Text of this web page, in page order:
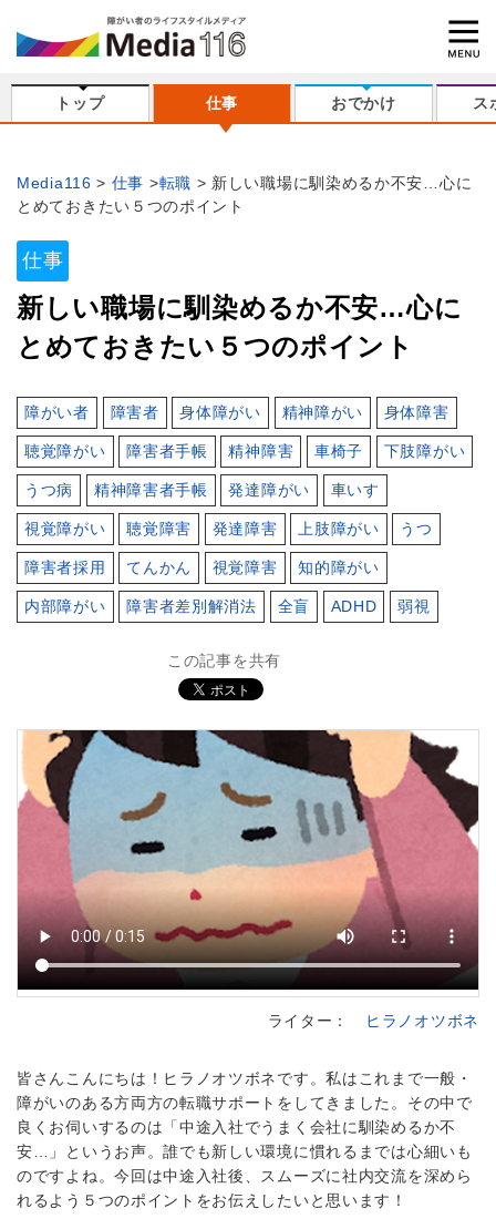
トップ 仕事 おでかけ ス
Media116 仕事 転職
新しい職場に馴染めるか不安…心に
とめておきたい５つのポイント
仕事
新しい職場に馴染めるか不安…心に
とめておきたい５つのポイント
障がい者 障害者 身体障がい 精神障がい 身体障害
聴覚障がい 障害者手帳 精神障害 車椅子 下肢障がい
うつ病 精神障害者手帳 発達障がい 車いす
視覚障がい 聴覚障害 発達障害 上肢障がい うつ
障害者採用 てんかん 視覚障害 知的障がい
内部障がい 障害者差別解消法 全盲 ADHD 弱視
この記事を共有
ライター： ヒラノオツボネ
皆さんこんにちは！ヒラノオツボネです。私はこれまで一般・
障がいのある方両方の転職サポートをしてきました。その中で
良くお伺いするのは「中途入社でうまく会社に馴染めるか不
安…」というお声。誰でも新しい環境に慣れるまでは心細いも
のですよね。今回は中途入社後、スムーズに社内交流を深めら
れるよう５つのポイントをお伝えしたいと思います！